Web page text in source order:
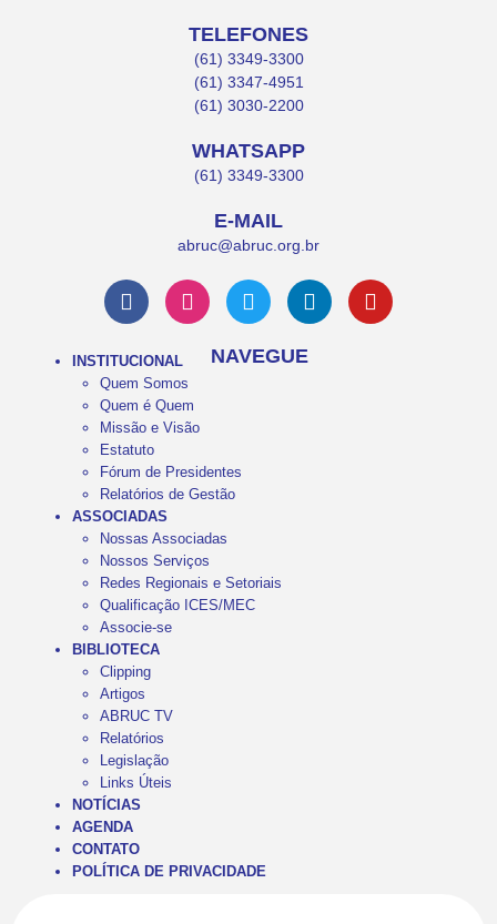
TELEFONES
(61) 3349-3300
(61) 3347-4951
(61) 3030-2200
WHATSAPP
(61) 3349-3300
E-MAIL
abruc@abruc.org.br
NAVEGUE
INSTITUCIONAL
Quem Somos
Quem é Quem
Missão e Visão
Estatuto
Fórum de Presidentes
Relatórios de Gestão
ASSOCIADAS
Nossas Associadas
Nossos Serviços
Redes Regionais e Setoriais
Qualificação ICES/MEC
Associe-se
BIBLIOTECA
Clipping
Artigos
ABRUC TV
Relatórios
Legislação
Links Úteis
NOTÍCIAS
AGENDA
CONTATO
POLÍTICA DE PRIVACIDADE